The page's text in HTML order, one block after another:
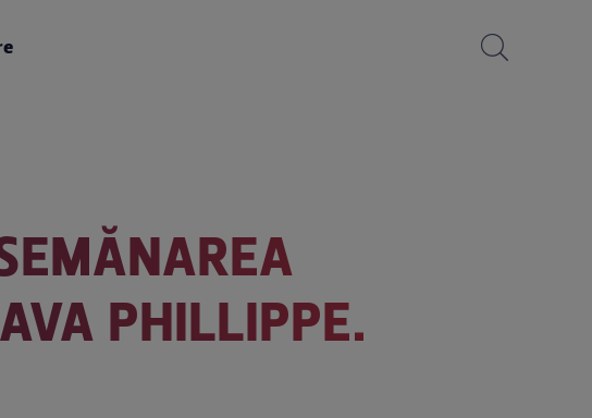
PHILLIPPE.